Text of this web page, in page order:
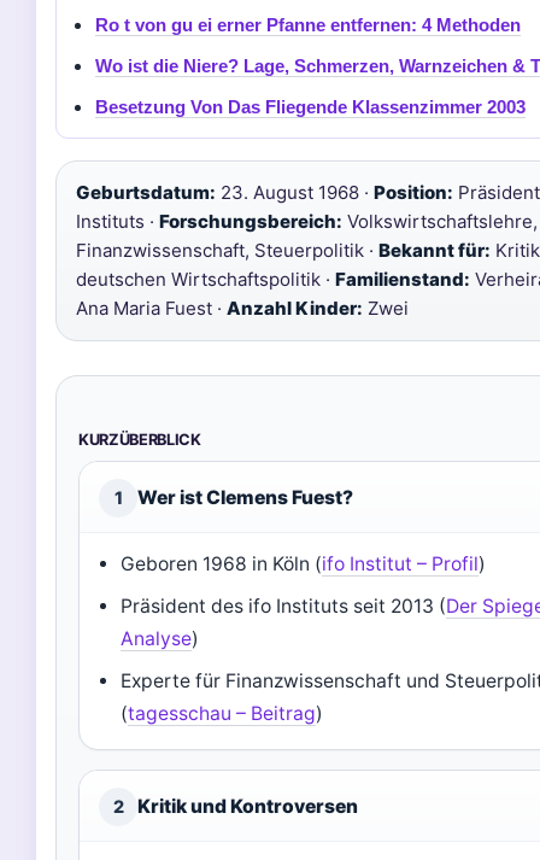
Ro t von gu ei erner Pfanne entfernen: 4 Methoden
Wo ist die Niere? Lage, Schmerzen, Warnzeichen &
Besetzung Von Das Fliegende Klassenzimmer 2003
Geburtsdatum: 23. August 1968 · Position:
Instituts · Forschungsbereich: Volkswirtschaftslehre,
Finanzwissenschaft, Steuerpolitik · Bekannt für:
deutschen Wirtschaftspolitik · Familienstand:
Ana Maria Fuest · Anzahl Kinder: Zwei
KURZÜBERBLICK
1 Wer ist Clemens Fuest?
Geboren 1968 in Köln (ifo Institut – Profil)
Präsident des ifo Instituts seit 2013 (Der
Analyse)
Experte für Finanzwissenschaft und
(tagesschau – Beitrag)
2 Kritik und Kontroversen